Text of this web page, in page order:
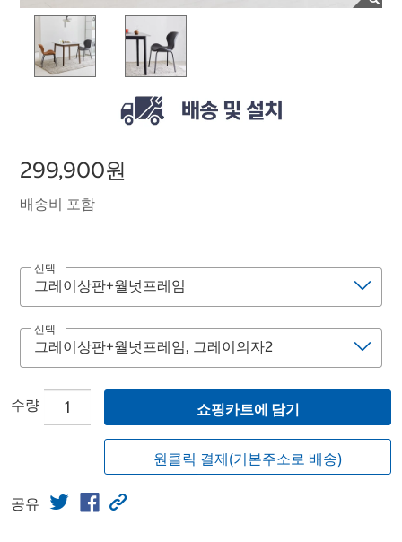
299,900원
배송비 포함
선택
선택
수량 쇼핑카트에 담기
원클릭 결제(기본주소로 배송)
공유